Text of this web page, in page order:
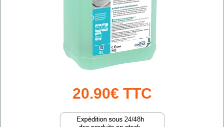
20.90€ TTC